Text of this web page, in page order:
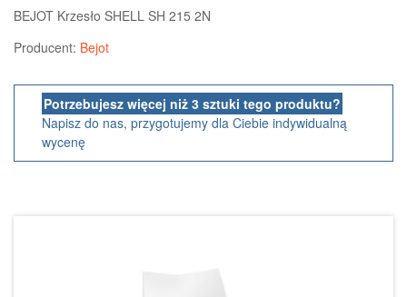
BEJOT Krzesło SHELL SH 215 2N
Producent: Bejot
Potrzebujesz więcej niż 3 sztuki tego produktu?
Napisz do nas, przygotujemy dla Ciebie indywidualną
wycenę